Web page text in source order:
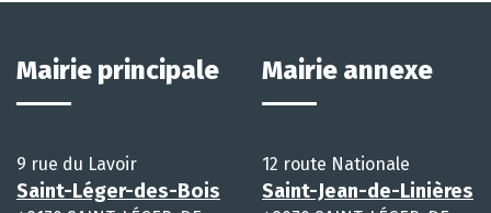
Mairie principale
9 rue du Lavoir
Saint-Léger-des-Bois
Mairie annexe
12 route Nationale
Saint-Jean-de-Linières